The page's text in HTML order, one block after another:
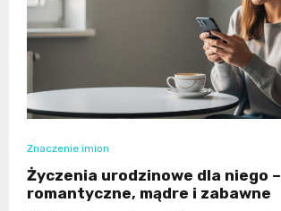
Znaczenie imion
Życzenia urodzinowe dla niego –
romantyczne, mądre i zabawne